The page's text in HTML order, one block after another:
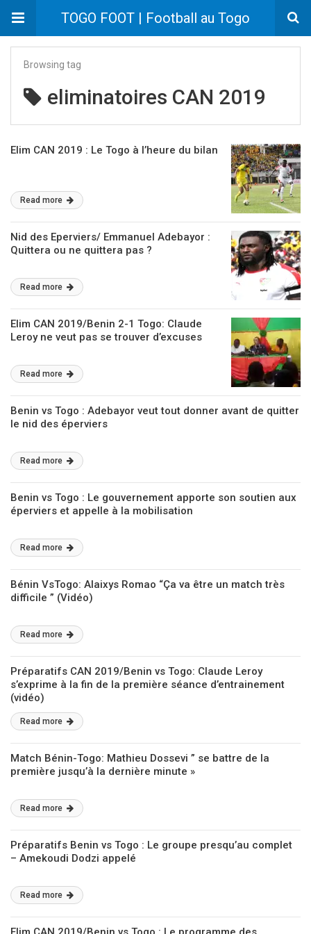
TOGO FOOT | Football au Togo
Browsing tag
eliminatoires CAN 2019
Elim CAN 2019 : Le Togo à l’heure du bilan
Read more
Nid des Eperviers/ Emmanuel Adebayor :
Quittera ou ne quittera pas ?
Read more
Elim CAN 2019/Benin 2-1 Togo: Claude
Leroy ne veut pas se trouver d’excuses
Read more
Benin vs Togo : Adebayor veut tout donner avant de quitter
le nid des éperviers
Read more
Benin vs Togo : Le gouvernement apporte son soutien aux
éperviers et appelle à la mobilisation
Read more
Bénin VsTogo: Alaixys Romao “Ça va être un match très
difficile ” (Vidéo)
Read more
Préparatifs CAN 2019/Benin vs Togo: Claude Leroy
s’exprime à la fin de la première séance d’entrainement
(vidéo)
Read more
Match Bénin-Togo: Mathieu Dossevi ” se battre de la
première jusqu’à la dernière minute »
Read more
Préparatifs Benin vs Togo : Le groupe presqu’au complet
– Amekoudi Dodzi appelé
Read more